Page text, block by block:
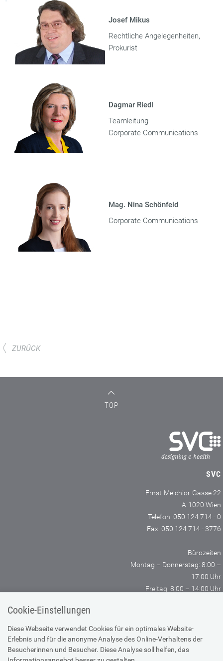
Cookie-Einstellungen
Diese Webseite verwendet Cookies für ein optimales Website-
Erlebnis und für die anonyme Analyse des Online-Verhaltens der
Besucherinnen und Besucher. Diese Analyse soll helfen, das
Josef Mikus
Rechtliche Angelegenheiten,
Prokurist
Dagmar Riedl
Teamleitung
Corporate Communications
Mag. Nina Schönfeld
Corporate Communications
ZURÜCK
TOP
SVC
Ernst-Melchior-Gasse 22
A-1020 Wien
Telefon: 050 124 714 - 0
Fax: 050 124 714 - 3776
Bürozeiten
Montag – Donnerstag: 8:00 –
17:00 Uhr
Freitag: 8:00 – 14:00 Uhr
SV-TRÄGER
KONTAKT ANFAHRTSPLAN